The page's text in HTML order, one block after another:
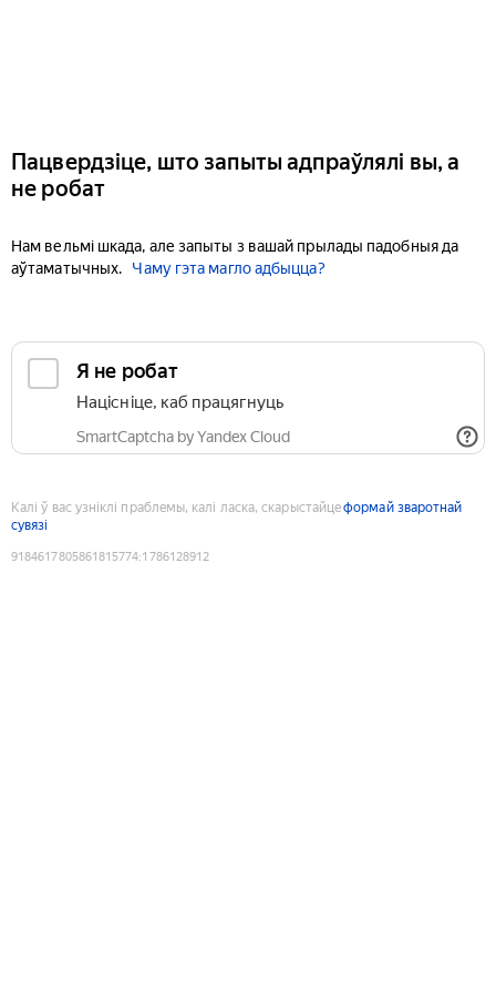
Пацвердзіце, што запыты адпраўлялі вы, а
не робат
Нам вельмі шкада, але запыты з вашай прылады падобныя да
аўтаматычных.
Чаму гэта магло адбыцца?
Я не робат
Націсніце, каб працягнуць
SmartCaptcha by Yandex Cloud
Калі ў вас узніклі праблемы, калі ласка, скарыстайцеформай зваротнай
сувязі
9184617805861815774:1786128912